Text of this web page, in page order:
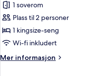
Suite,
1
soverom
(Crescent
1 soverom
Plass til 2 personer
1 kingsize-seng
Wi-fi inkludert
Mer informasjon
Mer